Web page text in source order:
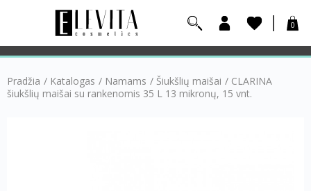
0
Pradžia / Katalogas / Namams / Šiukšlių maišai / CLARINA
šiukšlių maišai su rankenomis 35 L 13 mikronų, 15 vnt.